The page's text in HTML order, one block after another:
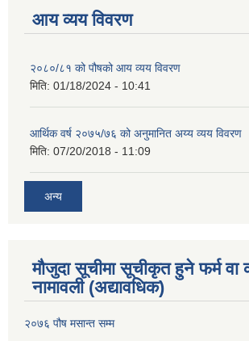
आय व्यय विवरण
२०८०/८१ को पौषको आय व्यय विवरण
मिति: 01/18/2024 - 10:41
आर्थिक वर्ष २०७५/७६ को अनुमानित अय्य व्यय विवरण
मिति: 07/20/2018 - 11:09
अन्य
मौजुदा सूचीमा सूचीकृत हुने फर्म वा
नामावली (अद्यावधिक)
२०७६ पौष मसान्त सम्म